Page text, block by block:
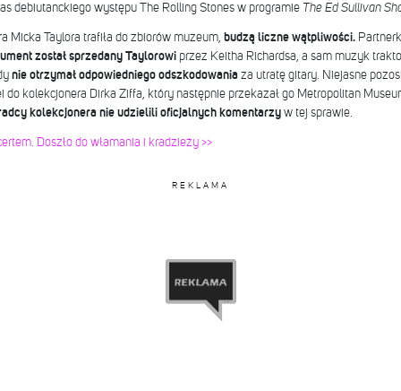
debiutanckiego występu The Rolling Stones w programie The Ed Sullivan
Micka Taylora trafiła do zbiorów muzeum, budzą liczne wątpliwości.
został sprzedany Taylorowi przez Keitha Richardsa, a sam muzyk
nie otrzymał odpowiedniego odszkodowania za utratę gitary. Niejasne
do kolekcjonera Dirka Ziffa, który następnie przekazał go Metropolitan
kolekcjonera nie udzielili oficjalnych komentarzy w tej sprawie.
Doszło do włamania i kradzieży >>
REKLAMA